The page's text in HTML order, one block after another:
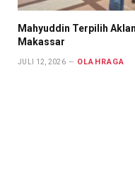
Mahyuddin Terpilih
Makassar
JULI 12, 2026 OLAHRAGA